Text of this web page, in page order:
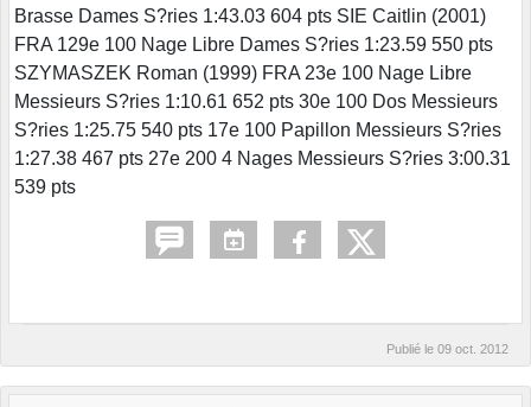
Brasse Dames S?ries 1:43.03 604 pts SIE Caitlin (2001)
FRA 129e 100 Nage Libre Dames S?ries 1:23.59 550 pts
SZYMASZEK Roman (1999) FRA 23e 100 Nage Libre
Messieurs S?ries 1:10.61 652 pts 30e 100 Dos Messieurs
S?ries 1:25.75 540 pts 17e 100 Papillon Messieurs S?ries
1:27.38 467 pts 27e 200 4 Nages Messieurs S?ries 3:00.31
539 pts
Publié le 09 oct. 2012